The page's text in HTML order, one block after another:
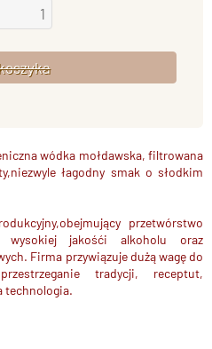
wódka mołdawska, filtrowana
łagodny smak o słodkim
przetwórstwo
wysokiej jakośći alkoholu oraz
Firma przywiązuje dużą wagę do
tradycji, receptut,
technologia.